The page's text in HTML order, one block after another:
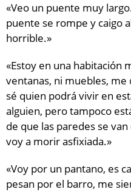
«Veo un puente muy
puente se rompe y caigo
horrible.»
«Estoy en una habitación
ventanas, ni muebles,
sé quien podrá vivir en
alguien, pero tampoco
de que las paredes se
voy a morir asfixiada.»
«Voy por un pantano, es
pesan por el barro, me